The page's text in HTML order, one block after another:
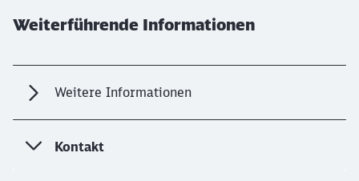
Weiterführende Informationen
Weitere Informationen
Kontakt